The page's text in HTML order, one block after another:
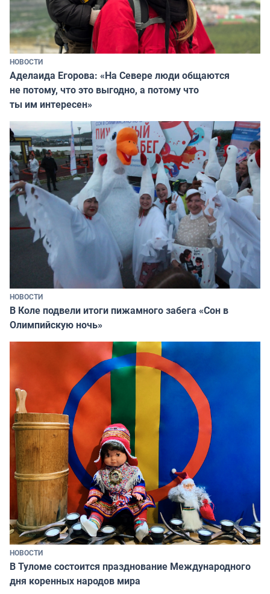
НОВОСТИ
Аделаида Егорова: «На Севере люди общаются
не потому, что это выгодно, а потому что
ты им интересен»
НОВОСТИ
В Коле подвели итоги пижамного забега «Сон в
Олимпийскую ночь»
НОВОСТИ
В Туломе состоится празднование Международного
дня коренных народов мира